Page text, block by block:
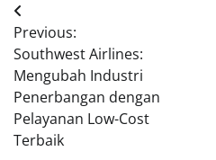
Post
navigation
Previous:
Southwest Airlines:
Mengubah Industri
Penerbangan dengan
Pelayanan Low-Cost
Terbaik